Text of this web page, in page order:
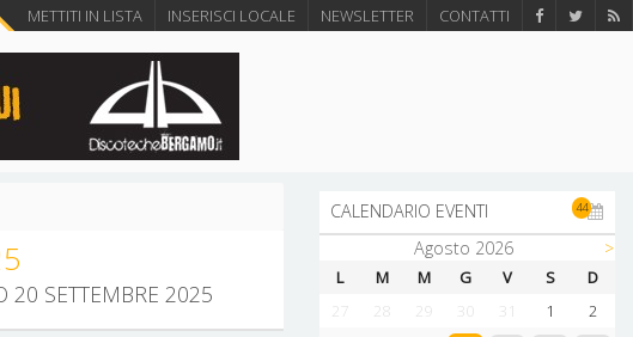
METTITI IN LISTA INSERISCI LOCALE NEWSLETTER CONTATTI
20 SETTEMBRE 2025
CALENDARIO EVENTI 44
Agosto 2026 >
L M M G V S
D
27
28 29 30 31 1
2